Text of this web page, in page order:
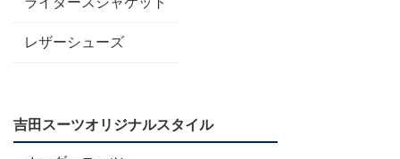
レザーシューズ
吉田スーツオリジナルスタイル